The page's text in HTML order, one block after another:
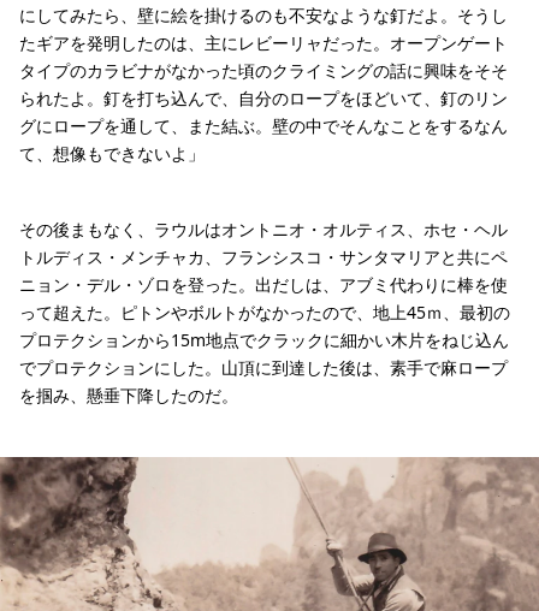
にしてみたら、壁に絵を掛けるのも不安なような釘だよ。そうし
たギアを発明したのは、主にレビーリャだった。オープンゲート
タイプのカラビナがなかった頃のクライミングの話に興味をそそ
られたよ。釘を打ち込んで、自分のロープをほどいて、釘のリン
グにロープを通して、また結ぶ。壁の中でそんなことをするなん
て、想像もできないよ」
その後まもなく、ラウルはオントニオ・オルティス、ホセ・ヘル
トルディス・メンチャカ、フランシスコ・サンタマリアと共にペ
ニョン・デル・ゾロを登った。出だしは、アブミ代わりに棒を使
って超えた。ピトンやボルトがなかったので、地上45ｍ、最初の
プロテクションから15m地点でクラックに細かい木片をねじ込ん
でプロテクションにした。山頂に到達した後は、素手で麻ロープ
を掴み、懸垂下降したのだ。